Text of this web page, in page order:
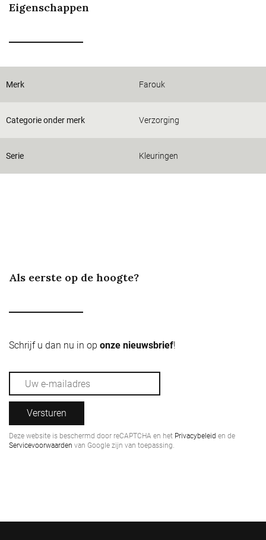
Eigenschappen
Merk Farouk
Categorie onder merk Verzorging
Serie Kleuringen
Als eerste op de hoogte?
Schrijf u dan nu in op onze nieuwsbrief!
Versturen
Deze website is beschermd door reCAPTCHA en het Privacybeleid en de
Servicevoorwaarden van Google zijn van toepassing.